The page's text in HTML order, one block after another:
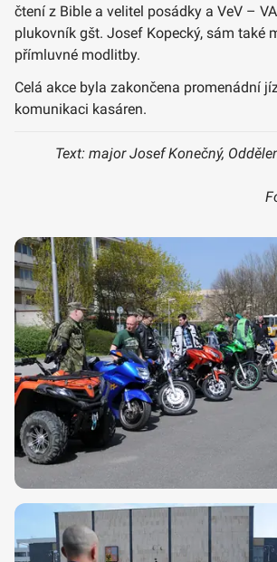
čtení z Bible a velitel posádky a VeV – VA
plukovník gšt. Josef Kopecký, sám také
přímluvné modlitby.
Celá akce byla zakončena promenádní
komunikaci kasáren.
Text: major Josef Konečný,